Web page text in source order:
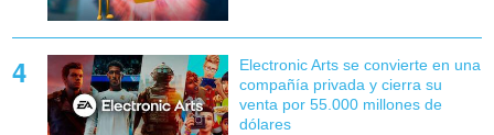
Electronic Arts se convierte en una
compañía privada y cierra su
venta por 55.000 millones de
dólares